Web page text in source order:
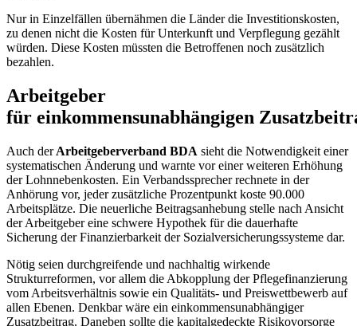
Nur in Einzelfällen übernähmen die Länder die Investitionskosten,
zu denen nicht die Kosten für Unterkunft und Verpflegung gezählt
würden. Diese Kosten müssten die Betroffenen noch zusätzlich
bezahlen.
Arbeitgeber
für einkommensunabhängigen
Auch derArbeitgeberverband BDA sieht die Notwendigkeit einer
systematischen Änderung und warnte vor einer weiteren Erhöhung
der Lohnnebenkosten. Ein Verbandssprecher rechnete in der
Anhörung vor, jeder zusätzliche Prozentpunkt koste 90.000
Arbeitsplätze. Die neuerliche Beitragsanhebung stelle nach Ansicht
der Arbeitgeber eine schwere Hypothek für die dauerhafte
Sicherung der Finanzierbarkeit der Sozialversicherungssysteme dar.
Nötig seien durchgreifende und nachhaltig wirkende
Strukturreformen, vor allem die Abkopplung der Pflegefinanzierung
vom Arbeitsverhältnis sowie ein Qualitäts- und Preiswettbewerb auf
allen Ebenen. Denkbar wäre ein einkommensunabhängiger
Zusatzbeitrag. Daneben sollte die kapitalgedeckte Risikovorsorge